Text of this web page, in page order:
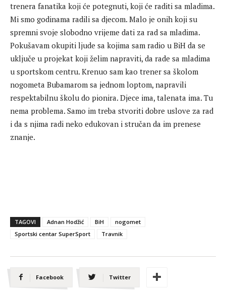
trenera fanatika koji će potegnuti, koji će raditi sa mladima.
Mi smo godinama radili sa djecom. Malo je onih koji su
spremni svoje slobodno vrijeme dati za rad sa mladima.
Pokušavam okupiti ljude sa kojima sam radio u BiH da se
uključe u projekat koji želim napraviti, da rade sa mladima
u sportskom centru. Krenuo sam kao trener sa školom
nogometa Bubamarom sa jednom loptom, napravili
respektabilnu školu do pionira. Djece ima, talenata ima. Tu
nema problema. Samo im treba stvoriti dobre uslove za rad
i da s njima radi neko edukovan i stručan da im prenese
znanje.
TAGOVI Adnan Hodžić BiH
nogomet
Sportski centar SuperSport
Travnik
Facebook Twitter